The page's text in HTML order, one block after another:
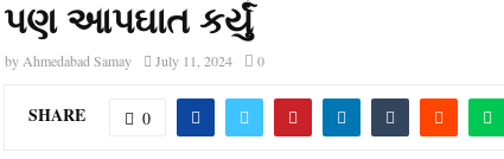
પણ આપઘાત કર્યું
by Ahmedabad Samay July 11, 2024 0
SHARE 0